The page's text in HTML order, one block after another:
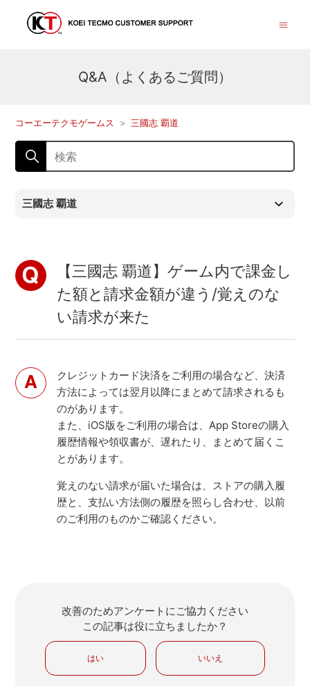
Q&A（よくあるご質問）
コーエーテクモゲームス 三國志 覇道
三國志 覇道
【三國志 覇道】ゲーム内で課金し
た額と請求金額が違う/覚えのな
い請求が来た
クレジットカード決済をご利用の場合など、決済
方法によっては翌月以降にまとめて請求されるも
のがあります。
また、iOS版をご利用の場合は、App Storeの購入
履歴情報や領収書が、遅れたり、まとめて届くこ
とがあります。
覚えのない請求が届いた場合は、ストアの購入履
歴と、支払い方法側の履歴を照らし合わせ、以前
のご利用のものかご確認ください。
改善のためアンケートにご協力ください
この記事は役に立ちましたか？
はい いいえ